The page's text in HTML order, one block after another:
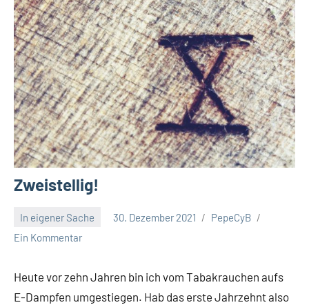
Zweistellig!
In eigener Sache 30. Dezember 2021
PepeCyB
Ein Kommentar
Heute vor zehn Jahren bin ich vom Tabakrauchen aufs
E-Dampfen umgestiegen. Hab das erste Jahrzehnt also